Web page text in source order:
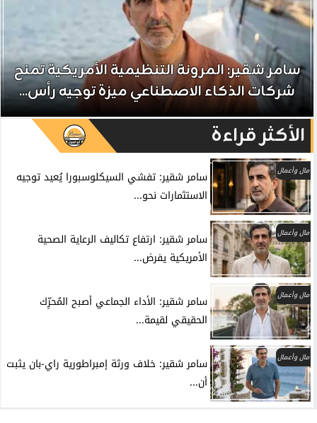
سامر شقير: المرونة التنظيمية الأمريكية تمنح
شركات الذكاء الاصطناعي ميزة توجيه رأس...
الأكثر قراءة
مال وأعمال
سامر شقير: تفشي السيكلوسبورا يُعيد توجيه
الاستثمارات نحو...
مال وأعمال
سامر شقير: ارتفاع تكاليف الرعاية الصحية
الأمريكية يفرض...
مال وأعمال
سامر شقير: الأداء الجماعي أصبح المُحرِّك
الحقيقي لقيمة...
مال وأعمال
سامر شقير: خلاف ورثة إمبراطورية راي-بان يثبت
أن...